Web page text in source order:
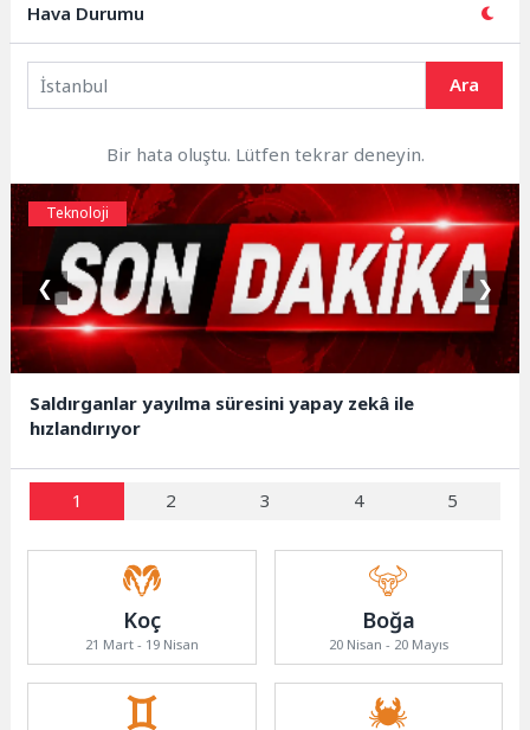
Hava Durumu
Ara
Bir hata oluştu. Lütfen tekrar deneyin.
Teknoloji
Saldırganlar yayılma süresini yapay zekâ ile
hızlandırıyor
❮ ❯
1 2 3 4 5
Koç
21 Mart - 19 Nisan
Boğa
20 Nisan - 20 Mayıs